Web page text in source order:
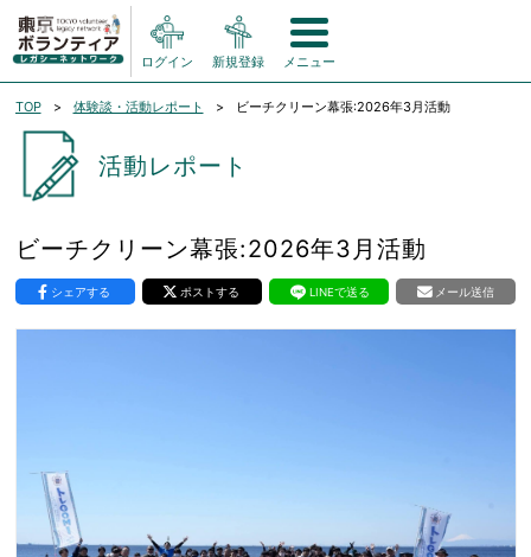
ログイン 新規登録 メニュー
TOP 体験談・活動レポート ビーチクリーン幕張:2026年3月活動
活動レポート
ビーチクリーン幕張:2026年3月活動
シェアする ポストする LINEで送る メール送信